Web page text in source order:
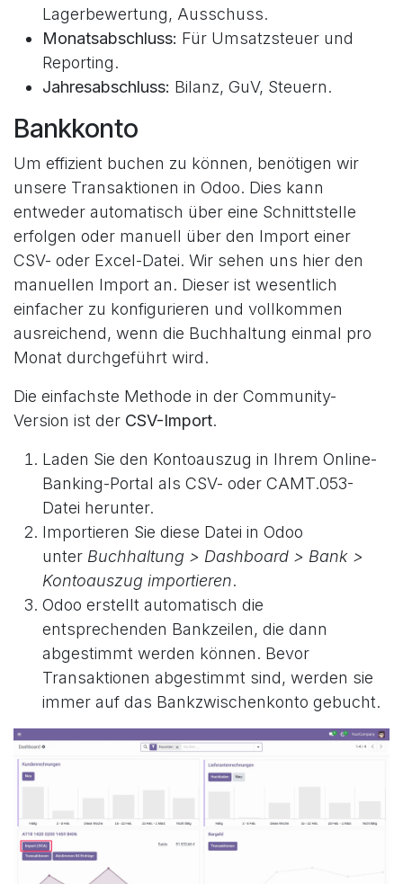
Lagerbewertung, Ausschuss.
Monatsabschluss: Für Umsatzsteuer und
Reporting.
Jahresabschluss: Bilanz, GuV, Steuern.
Bankkonto
Um effizient buchen zu können, benötigen wir
unsere Transaktionen in Odoo. Dies kann
entweder automatisch über eine Schnittstelle
erfolgen oder manuell über den Import einer
CSV- oder Excel-Datei. Wir sehen uns hier den
manuellen Import an. Dieser ist wesentlich
einfacher zu konfigurieren und vollkommen
ausreichend, wenn die Buchhaltung einmal pro
Monat durchgeführt wird.
Die einfachste Methode in der Community-
Version ist der CSV-Import.
Laden Sie den Kontoauszug in Ihrem Online-
Banking-Portal als CSV- oder CAMT.053-
Datei herunter.
Importieren Sie diese Datei in Odoo
unter Buchhaltung > Dashboard > Bank >
Kontoauszug importieren.
Odoo erstellt automatisch die
entsprechenden Bankzeilen, die dann
abgestimmt werden können. Bevor
Transaktionen abgestimmt sind, werden sie
immer auf das Bankzwischenkonto gebucht.